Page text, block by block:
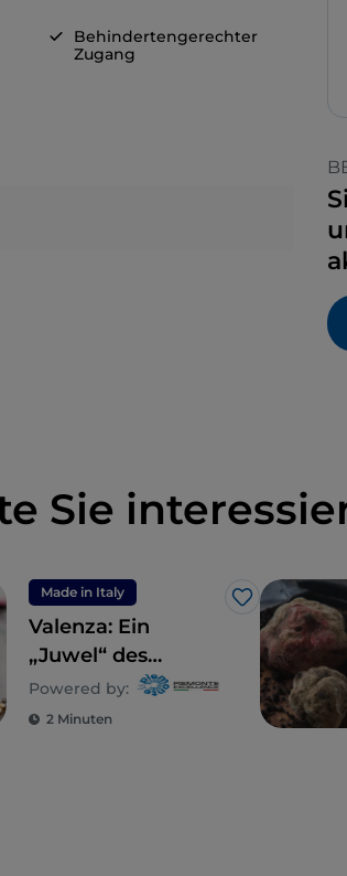
Behindertengerechter
Zugang
Sie
Made in Italy
Like
Valenza: Ein
„Juwel“ des
Monferrato
Powered by:
2 Minuten